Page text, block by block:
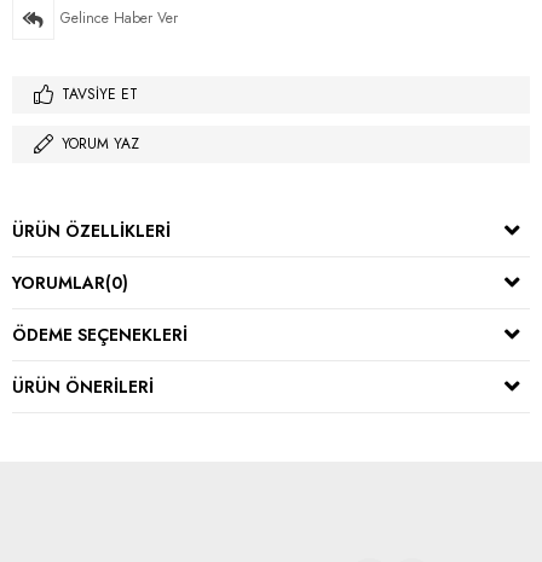
Gelince Haber Ver
TAVSIYE ET
YORUM YAZ
ÜRÜN ÖZELLIKLERI
YORUMLAR(0)
ÖDEME SEÇENEKLERI
ÜRÜN ÖNERILERI